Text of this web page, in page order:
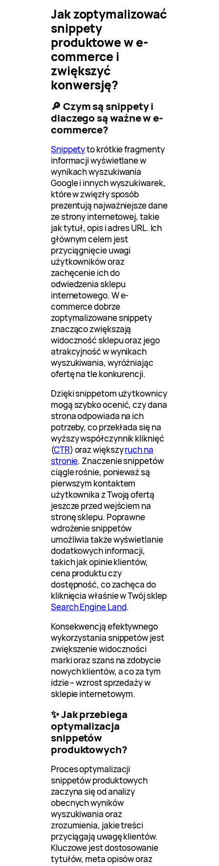
Jak zoptymalizować
snippety
produktowe w e-
commerce i
zwiększyć
konwersję?
🔎 Czym są snippety i
dlaczego są ważne w e-
commerce?
Snippetyto krótkie fragmenty
informacji wyświetlane w
wynikach wyszukiwania
Google i innych wyszukiwarek,
które w zwięzły sposób
prezentują najważniejsze dane
ze strony internetowej, takie
jak tytuł, opis i adres URL. Ich
głównym celem jest
przyciągnięcie uwagi
użytkowników oraz
zachęcenie ich do
odwiedzenia sklepu
internetowego. W e-
commerce dobrze
zoptymalizowane snippety
znacząco zwiększają
widoczność sklepu oraz jego
atrakcyjność w wynikach
wyszukiwania, wyróżniając
ofertę na tle konkurencji.
Dzięki snippetom użytkownicy
mogą szybko ocenić, czy dana
strona odpowiada na ich
potrzeby, co przekłada się na
wyższy współczynnik kliknięć
(CTR) oraz większyruch na
stronie. Znaczenie snippetów
ciągle rośnie, ponieważ są
pierwszym kontaktem
użytkownika z Twoją ofertą
jeszcze przed wejściem na
stronę sklepu. Poprawne
wdrożenie snippetów
umożliwia także wyświetlanie
dodatkowych informacji,
takich jak opinie klientów,
cena produktu czy
dostępność, co zachęca do
kliknięcia właśnie w Twój sklep
Search Engine Land.
Konsekwencją efektywnego
wykorzystania snippetów jest
zwiększenie widoczności
marki oraz szans na zdobycie
nowych klientów, a co za tym
idzie – wzrost sprzedaży w
sklepie internetowym.
✨ Jak przebiega
optymalizacja
snippetów
produktowych?
Proces optymalizacji
snippetów produktowych
zaczyna się od analizy
obecnych wyników
wyszukiwania oraz
zrozumienia, jakie treści
przyciągają uwagę klientów.
Kluczowe jest dostosowanie
tytułów, meta opisów oraz